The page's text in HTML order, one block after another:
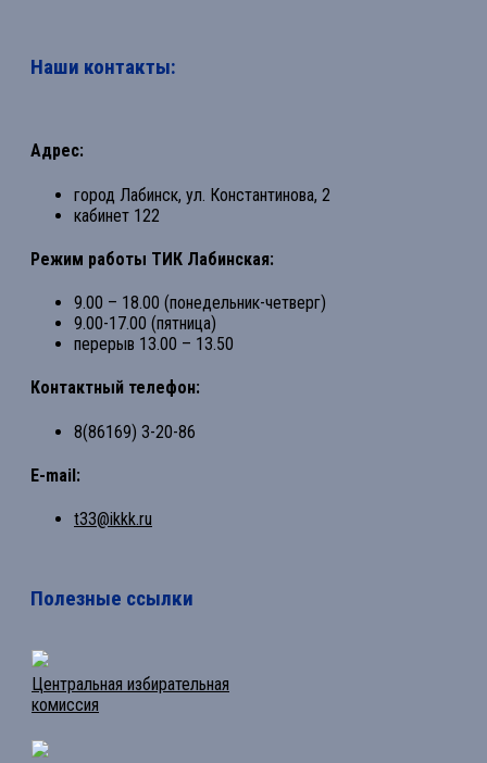
Наши контакты:
Адрес:
город Лабинск, ул. Константинова, 2
кабинет 122
Режим работы ТИК Лабинская:
9.00 – 18.00 (понедельник-четверг)
9.00-17.00 (пятница)
перерыв 13.00 – 13.50
Контактный телефон:
8(86169) 3-20-86
E-mail:
t33@ikkk.ru
Полезные ссылки
Центральная избирательная
комиссия